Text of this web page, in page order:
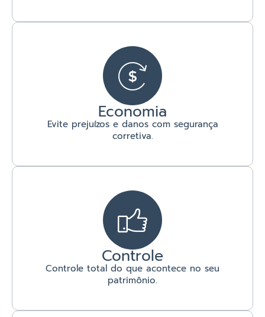
Economia
Evite prejuízos e danos com segurança
corretiva.
Controle
Controle total do que acontece no seu
patrimônio.